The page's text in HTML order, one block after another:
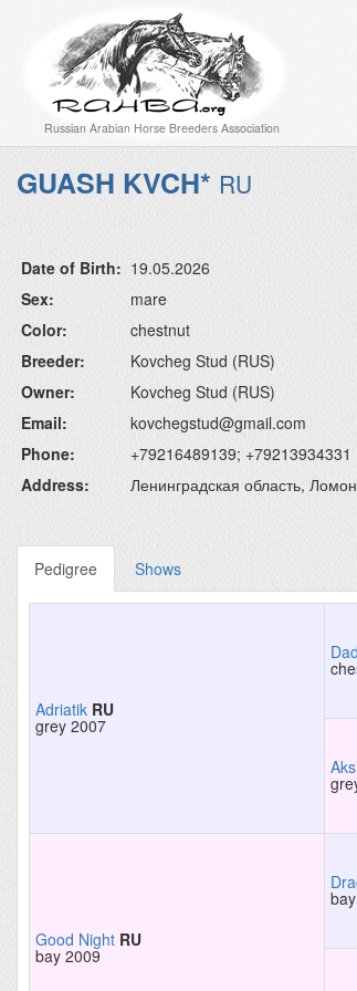
Russian Arabian Horse Breeders Association
GUASH KVCH* RU
Date of Birth: 19.05.2026
Sex:
mare
Color:
chestnut
Breeder:
Kovcheg Stud (RUS)
Owner:
Kovcheg Stud (RUS)
Email:
kovchegstud@gmail.com
Phone:
+79216489139; +79213934331
Address:
Ленинградская область,
Pedigree Shows
Adriatik RU
grey 2007
Good Night RU
bay 2009